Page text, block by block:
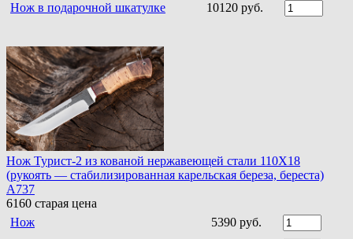
Нож в подарочной шкатулке
10120 руб.
Нож Турист-2 из кованой нержавеющей стали 110Х18
(рукоять — стабилизированная карельская береза, береста)
A737
6160 старая цена
Нож
5390 руб.